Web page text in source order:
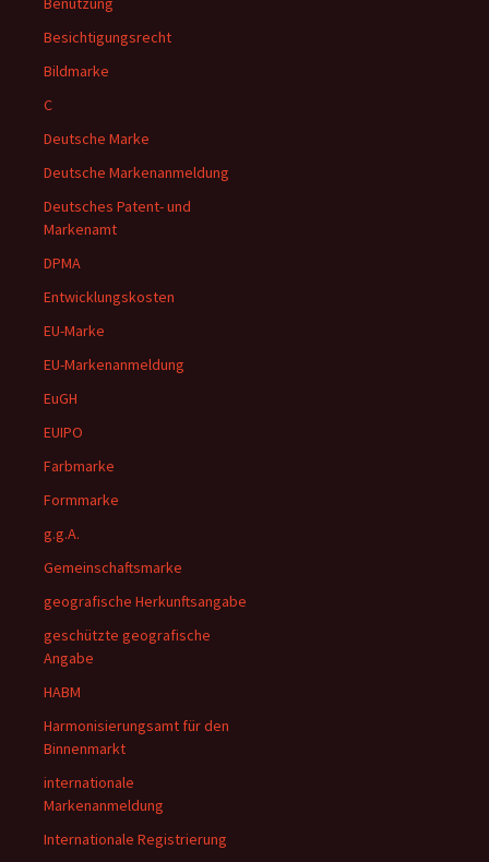
Besichtigungsrecht
Bildmarke
C
Deutsche Marke
Deutsche Markenanmeldung
Deutsches Patent- und
Markenamt
DPMA
Entwicklungskosten
EU-Marke
EU-Markenanmeldung
EuGH
EUIPO
Farbmarke
Formmarke
g.g.A.
Gemeinschaftsmarke
geografische Herkunftsangabe
geschützte geografische
Angabe
HABM
Harmonisierungsamt für den
Binnenmarkt
internationale
Markenanmeldung
Internationale Registrierung